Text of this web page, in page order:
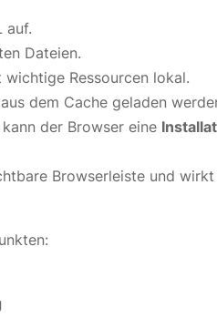
auf.
Dateien.
Ressourcen lokal.
dem Cache geladen
der Browser eine
Browserleiste und